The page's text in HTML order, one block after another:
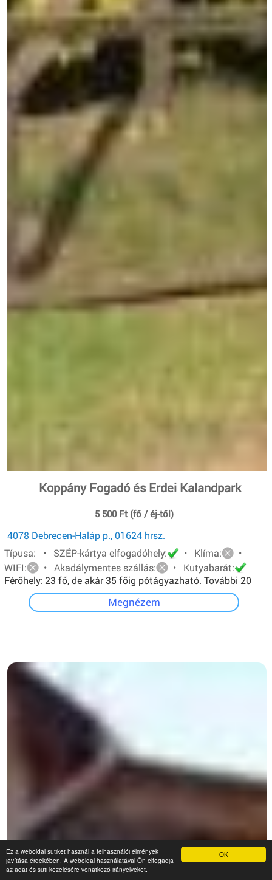
OK
Ez a weboldal sütiket használ a felhasználói élmények
javítása érdekében. A weboldal használatával Ön elfogadja
az adat és süti kezelésére vonatkozó irányelveket.
Koppány Fogadó és Erdei Kalandpark
5 500 Ft (fő / éj-től)
4078 Debrecen-Haláp p., 01624 hrsz.
Típusa: • SZÉP-kártya elfogadóhely:
• Klíma:
•
WIFI:
• Akadálymentes szállás:
• Kutyabarát:
Férőhely: 23 fő, de akár 35 főig pótágyazható. További 20
főt pedig sátorban tudunk elhelyezni.
Megnézem